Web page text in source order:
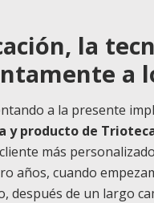
la
a
a la presente
y producto de
más
años, cuando
después de un largo